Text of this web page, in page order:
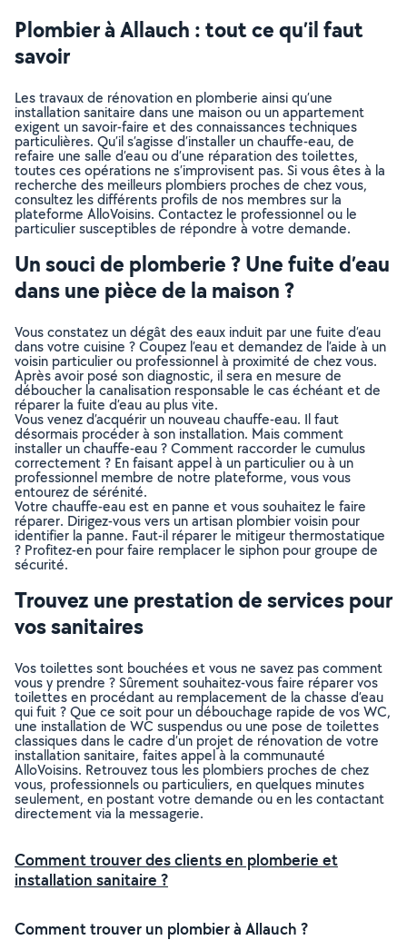
Plombier à Allauch : tout ce qu’il faut
savoir
Les travaux de rénovation en plomberie ainsi qu’une
installation sanitaire dans une maison ou un appartement
exigent un savoir-faire et des connaissances techniques
particulières. Qu’il s’agisse d’installer un chauffe-eau, de
refaire une salle d’eau ou d’une réparation des toilettes,
toutes ces opérations ne s’improvisent pas. Si vous êtes à la
recherche des meilleurs plombiers proches de chez vous,
consultez les différents profils de nos membres sur la
plateforme AlloVoisins. Contactez le professionnel ou le
particulier susceptibles de répondre à votre demande.
Un souci de plomberie ? Une fuite d’eau
dans une pièce de la maison ?
Vous constatez un dégât des eaux induit par une fuite d’eau
dans votre cuisine ? Coupez l’eau et demandez de l’aide à un
voisin particulier ou professionnel à proximité de chez vous.
Après avoir posé son diagnostic, il sera en mesure de
déboucher la canalisation responsable le cas échéant et de
réparer la fuite d’eau au plus vite.
Vous venez d’acquérir un nouveau chauffe-eau. Il faut
désormais procéder à son installation. Mais comment
installer un chauffe-eau ? Comment raccorder le cumulus
correctement ? En faisant appel à un particulier ou à un
professionnel membre de notre plateforme, vous vous
entourez de sérénité.
Votre chauffe-eau est en panne et vous souhaitez le faire
réparer. Dirigez-vous vers un artisan plombier voisin pour
identifier la panne. Faut-il réparer le mitigeur thermostatique
? Profitez-en pour faire remplacer le siphon pour groupe de
sécurité.
Trouvez une prestation de services pour
vos sanitaires
Vos toilettes sont bouchées et vous ne savez pas comment
vous y prendre ? Sûrement souhaitez-vous faire réparer vos
toilettes en procédant au remplacement de la chasse d’eau
qui fuit ? Que ce soit pour un débouchage rapide de vos WC,
une installation de WC suspendus ou une pose de toilettes
classiques dans le cadre d’un projet de rénovation de votre
installation sanitaire, faites appel à la communauté
AlloVoisins. Retrouvez tous les plombiers proches de chez
vous, professionnels ou particuliers, en quelques minutes
seulement, en postant votre demande ou en les contactant
directement via la messagerie.
Comment trouver des clients en plomberie et
installation sanitaire ?
Comment trouver un plombier à Allauch ?